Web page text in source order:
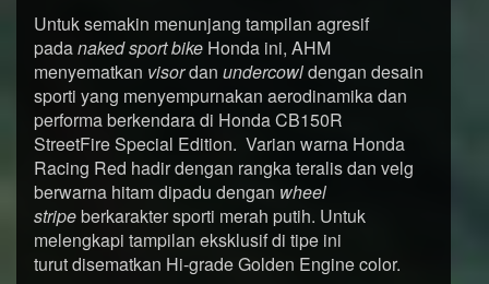
Untuk semakin menunjang tampilan agresif
padanaked sport bike Honda ini, AHM
menyematkan visordan undercowldengan desain
sporti yang menyempurnakan aerodinamika dan
performa berkendara di Honda CB150R
StreetFire Special Edition. Varian warna Honda
Racing Red hadir dengan rangka teralis dan velg
berwarna hitam dipadu dengan wheel
stripeberkarakter sporti merah putih. Untuk
melengkapi tampilan eksklusif di tipe ini
turut disematkan Hi-grade Golden Engine color.